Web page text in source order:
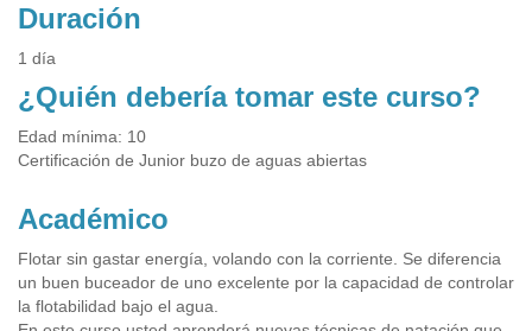
Duración
1 día
¿Quién debería tomar este curso?
Edad mínima: 10
Certificación de Junior buzo de aguas abiertas
Académico
Flotar sin gastar energía, volando con la corriente. Se diferencia
un buen buceador de uno excelente por la capacidad de controlar
la flotabilidad bajo el agua.